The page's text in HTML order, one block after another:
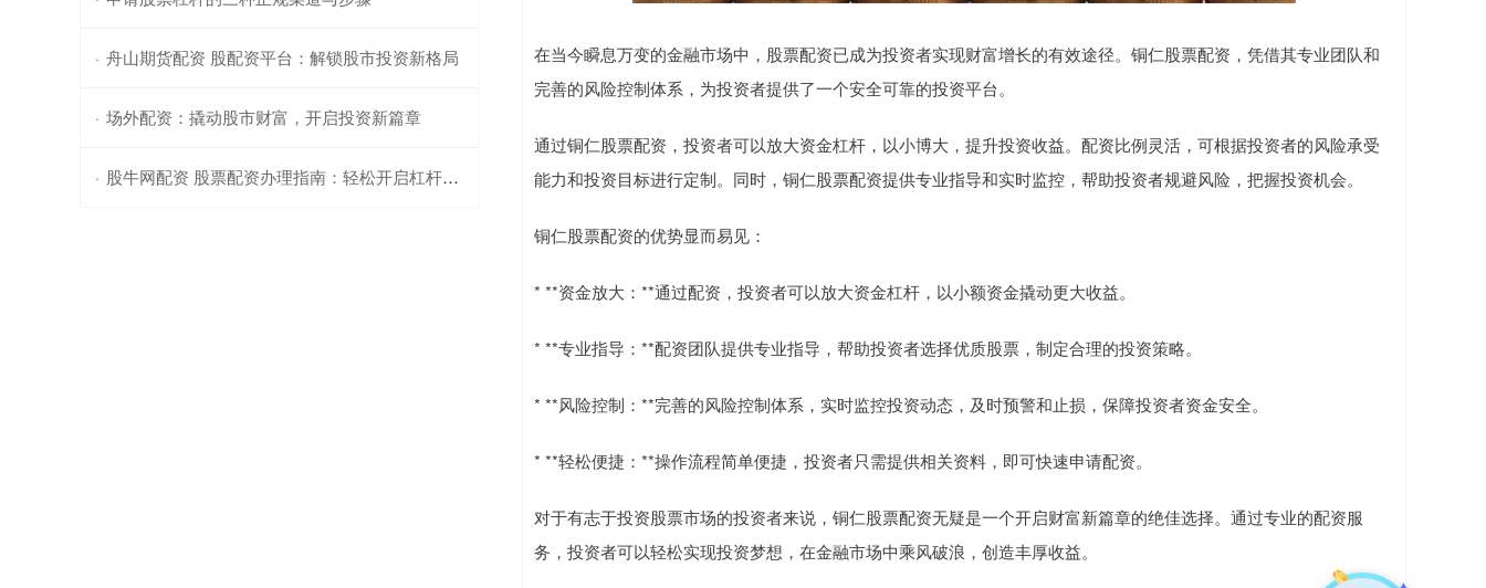
在当今瞬息万变的金融市场中，股票配资已成为投资者实现财富增长的有效途径。铜仁股票配资，凭借其专业团队和
完善的风险控制体系，为投资者提供了一个安全可靠的投资平台。
通过铜仁股票配资，投资者可以放大资金杠杆，以小博大，提升投资收益。配资比例灵活，可根据投资者的风险承受
能力和投资目标进行定制。同时，铜仁股票配资提供专业指导和实时监控，帮助投资者规避风险，把握投资机会。
铜仁股票配资的优势显而易见：
* **资金放大：**通过配资，投资者可以放大资金杠杆，以小额资金撬动更大收益。
* **专业指导：**配资团队提供专业指导，帮助投资者选择优质股票，制定合理的投资策略。
* **风险控制：**完善的风险控制体系，实时监控投资动态，及时预警和止损，保障投资者资金安全。
* **轻松便捷：**操作流程简单便捷，投资者只需提供相关资料，即可快速申请配资。
对于有志于投资股票市场的投资者来说，铜仁股票配资无疑是一个开启财富新篇章的绝佳选择。通过专业的配资服
务，投资者可以轻松实现投资梦想，在金融市场中乘风破浪，创造丰厚收益。
· 舟山期货配资 股配资平台：解锁股市投资新格局
· 场外配资：撬动股市财富，开启投资新篇章
· 股牛网配资 股票配资办理指南：轻松开启杠杆投资